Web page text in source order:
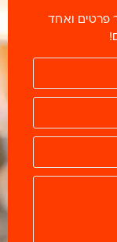
פרטים ואחד